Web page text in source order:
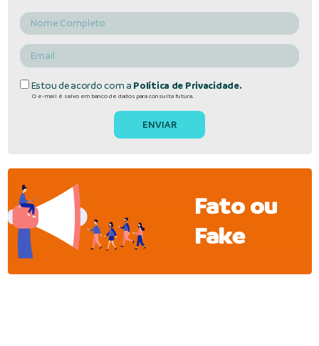
Estou de acordo com a Política de Privacidade.
O e-mail é salvo em banco de dados para consulta futura.
Fato ou
Fake